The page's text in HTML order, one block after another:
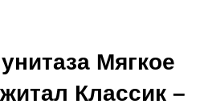
Мягкое
Классик –